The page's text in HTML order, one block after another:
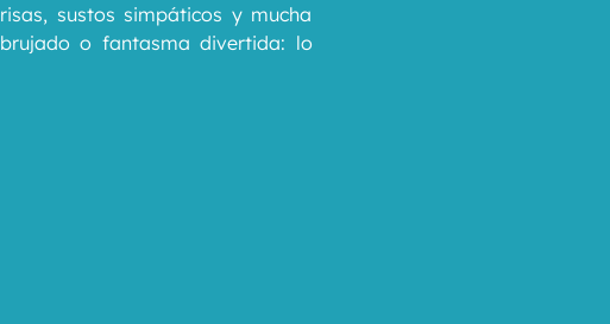
sustos simpáticos y mucha
o fantasma divertida: lo